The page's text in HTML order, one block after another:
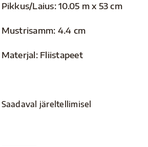
Pikkus/Laius: 10.05 m x 53 cm
Mustrisamm: 4.4 cm
Materjal: Fliistapeet
Saadaval järeltellimisel